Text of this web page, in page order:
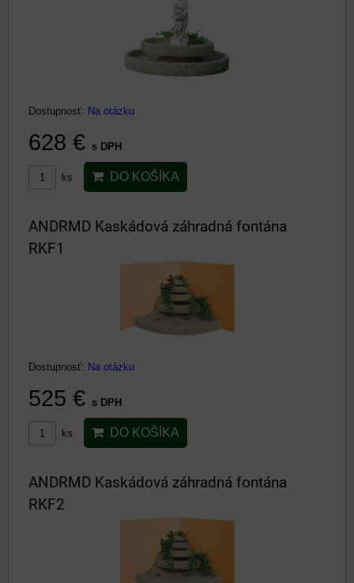
Dostupnosť: Na otázku
628 € s DPH
ks DO KOŠÍKA
ANDRMD Kaskádová záhradná fontána
RKF1
Dostupnosť: Na otázku
525 € s DPH
ks DO KOŠÍKA
ANDRMD Kaskádová záhradná fontána
RKF2